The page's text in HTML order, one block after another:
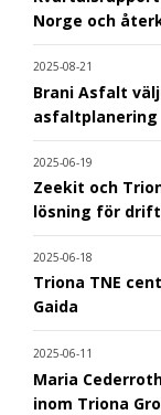
Norge och
2025-08-21
Brani Asfalt
asfaltplanering
2025-06-19
Zeekit och
lösning för
2025-06-18
Triona TNE
Gaida
2025-06-11
Maria
inom Triona